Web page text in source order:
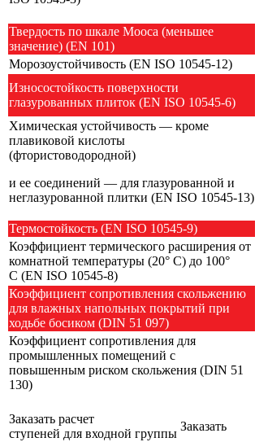
Твердость по шкале Мооса (меньшее
значение) (EN 101)
Морозоустойчивость (EN ISO 10545-12)
Износостойкость поверхности
глазурованных плиток (EN ISO 10545-6)
Химическая устойчивость — кроме
плавиковой кислоты
(фтористоводородной)
и ее соединений — для глазурованной и
неглазурованной плитки (EN ISO 10545-13)
Термостойкость (EN ISO 10545-9)
Коэффициент термического расширения от
комнатной температуры (20° C) до 100°
C (EN ISO 10545-8)
Коэффициент сопротивления скольжению
для влажных напольных покрытий при
ходьбе босиком (DIN 51 097)
Коэффициент сопротивления для
промышленных помещений с
повышенным риском скольжения (DIN 51
130)
Заказать расчет
ступеней для входной группы
Заказать